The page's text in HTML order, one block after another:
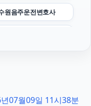
원음주운전변호사
송파정형외과
07월09일 11시38분